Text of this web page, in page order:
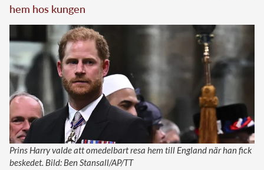
hem hos kungen
Prins Harry valde att omedelbart resa hem till England när han fick
beskedet. Bild: Ben Stansall/AP/TT